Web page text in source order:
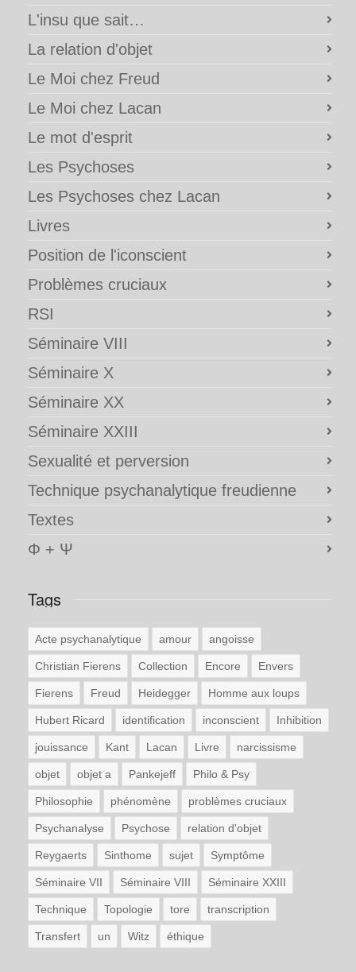
L'insu que sait…
La relation d'objet
Le Moi chez Freud
Le Moi chez Lacan
Le mot d'esprit
Les Psychoses
Les Psychoses chez Lacan
Livres
Position de l'iconscient
Problèmes cruciaux
RSI
Séminaire VIII
Séminaire X
Séminaire XX
Séminaire XXIII
Sexualité et perversion
Technique psychanalytique freudienne
Textes
Φ + Ψ
Tags
Acte psychanalytique amour angoisse
Christian Fierens Collection Encore Envers
Fierens Freud Heidegger Homme aux loups
Hubert Ricard identification inconscient Inhibition
jouissance Kant Lacan Livre narcissisme
objet objet a Pankejeff Philo & Psy
Philosophie phénomène problèmes cruciaux
Psychanalyse Psychose relation d'objet
Reygaerts Sinthome sujet Symptôme
Séminaire VII Séminaire VIII Séminaire XXIII
Technique Topologie tore transcription
Transfert un Witz éthique